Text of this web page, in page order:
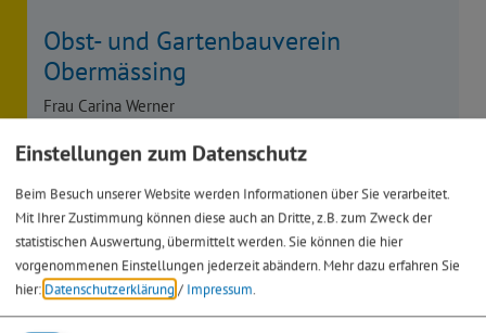
Obst- und Gartenbauverein
Obermässing
Frau Carina Werner
Hofbergstraße 3
08469 8893039
Einstellungen zum Datenschutz
Beim Besuch unserer Website werden Informationen über Sie verarbeitet.
Mit Ihrer Zustimmung können diese auch an Dritte, z.B. zum Zweck der
statistischen Auswertung, übermittelt werden. Sie können die hier
vorgenommenen Einstellungen jederzeit abändern. Mehr dazu erfahren Sie
hier: Datenschutzerklärung / Impressum.